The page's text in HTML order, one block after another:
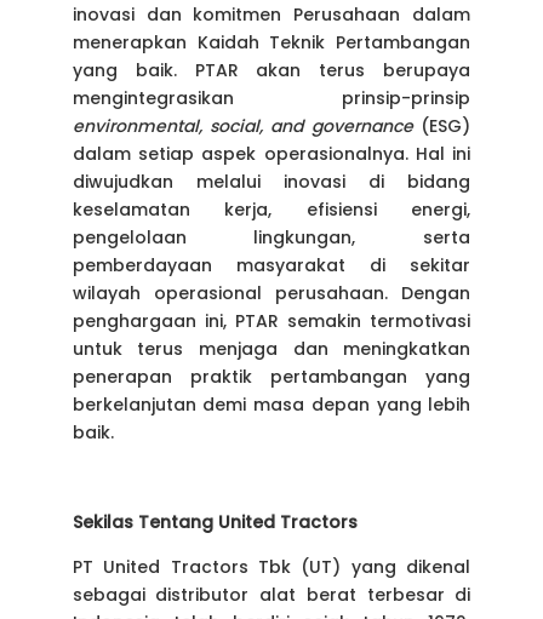
inovasi dan komitmen Perusahaan dalam
menerapkan Kaidah Teknik Pertambangan
yang baik. PTAR akan terus berupaya
mengintegrasikan prinsip-prinsip
environmental, social, and governance(ESG)
dalam setiap aspek operasionalnya. Hal ini
diwujudkan melalui inovasi di bidang
keselamatan kerja, efisiensi energi,
pengelolaan lingkungan, serta
pemberdayaan masyarakat di sekitar
wilayah operasional perusahaan. Dengan
penghargaan ini, PTAR semakin termotivasi
untuk terus menjaga dan meningkatkan
penerapan praktik pertambangan yang
berkelanjutan demi masa depan yang lebih
baik.
Sekilas Tentang United Tractors
PT United Tractors Tbk (UT) yang dikenal
sebagai distributor alat berat terbesar di